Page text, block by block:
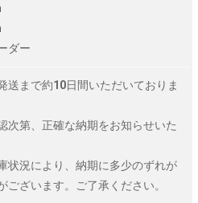
ダー
送まで約10日間いただいておりま
次第、正確な納期をお知らせいた
状況により、納期に多少のずれが
ございます。ご了承ください。